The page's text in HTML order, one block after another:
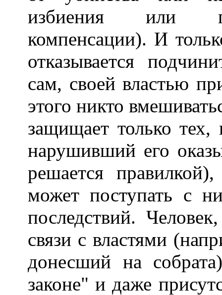
избиения или
компенсации). И
отказывается
сам, своей властью
этого никто
защищает только тех,
нарушивший его
решается
может поступать с
последствий.
связи с властями
донесший на
законе" и даже